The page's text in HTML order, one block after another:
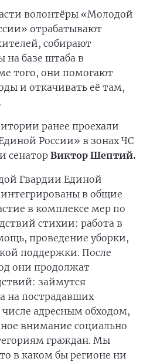
волонтёры «Молодой
отрабатывают
собирают
на базе штаба в
того, они помогают
и откачивать её там,
ранее проехали
России» в зонах ЧС
и сенатор Виктор Шептий.
Гвардии Единой
в общие
в комплексе мер по
стихии: работа в
проведение уборки,
поддержки. После
они продолжат
займутся
на пострадавших
адресным обходом,
внимание социально
граждан. Мы
в каком бы регионе ни